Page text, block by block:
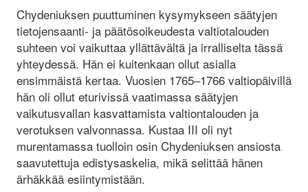
Chydeniuksen puuttuminen kysymykseen säätyjen
tietojensaanti- ja päätösoikeudesta valtiotalouden
suhteen voi vaikuttaa yllättävältä ja irralliselta tässä
yhteydessä. Hän ei kuitenkaan ollut asialla
ensimmäistä kertaa. Vuosien 1765–1766 valtiopäivillä
hän oli ollut eturivissä vaatimassa säätyjen
vaikutusvallan kasvattamista valtiontalouden ja
verotuksen valvonnassa. Kustaa III oli nyt
murentamassa tuolloin osin Chydeniuksen ansiosta
saavutettuja edistysaskelia, mikä selittää hänen
ärhäkkää esiintymistään.